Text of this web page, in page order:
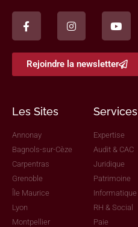
Rejoindre la newsletter
Les Sites
Annonay
Bagnols-sur-Cèze
Carpentras
Grenoble
Île Maurice
Lyon
Montpellier
Services
Expertise
Audit & CAC
Juridique
Patrimoine
Informatique
RH & Social
Paie